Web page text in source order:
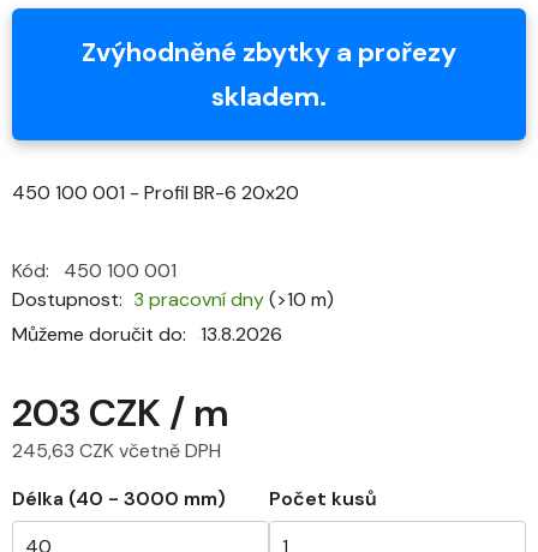
Zvýhodněné zbytky a prořezy
skladem.
450 100 001 - Profil BR-6 20x20
Dostupnost 3 pracovní dny(>10 m)
Můžeme doručit do:
13.8.2026
Kód: 450 100 001
203 CZK / m
245,63 CZK včetně DPH
Měrná cena:
Délka (40 - 3000 mm) Počet kusů